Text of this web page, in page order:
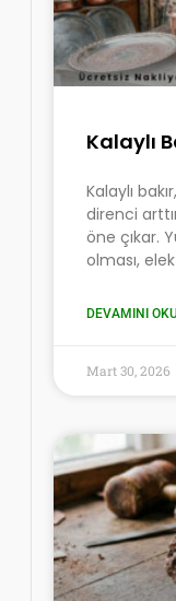
Kalaylı
Kalaylı
direnci
öne çıkar.
olması,
DEVAMINI
Mart 30, 2026